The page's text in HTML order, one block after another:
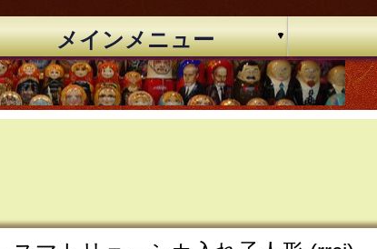
メインメニュー